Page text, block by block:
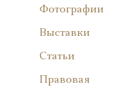
Фотографии
Выставки
Статьи
Правовая